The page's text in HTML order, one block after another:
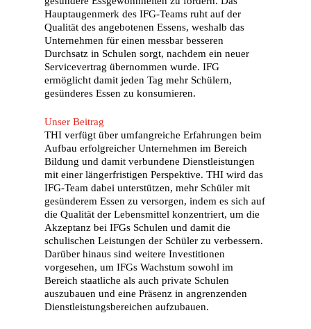
Hauptaugenmerk des IFG-Teams ruht auf der
Qualität des angebotenen Essens, weshalb das
Unternehmen für einen messbar besseren
Durchsatz in Schulen sorgt, nachdem ein neuer
Servicevertrag übernommen wurde. IFG
ermöglicht damit jeden Tag mehr Schülern,
gesünderes Essen zu konsumieren.
Unser Beitrag
THI verfügt über umfangreiche Erfahrungen beim
Aufbau erfolgreicher Unternehmen im Bereich
Bildung und damit verbundene Dienstleistungen
mit einer längerfristigen Perspektive. THI wird das
IFG-Team dabei unterstützen, mehr Schüler mit
gesünderem Essen zu versorgen, indem es sich auf
die Qualität der Lebensmittel konzentriert, um die
Akzeptanz bei IFGs Schulen und damit die
schulischen Leistungen der Schüler zu verbessern.
Darüber hinaus sind weitere Investitionen
vorgesehen, um IFGs Wachstum sowohl im
Bereich staatliche als auch private Schulen
auszubauen und eine Präsenz in angrenzenden
Dienstleistungsbereichen aufzubauen.